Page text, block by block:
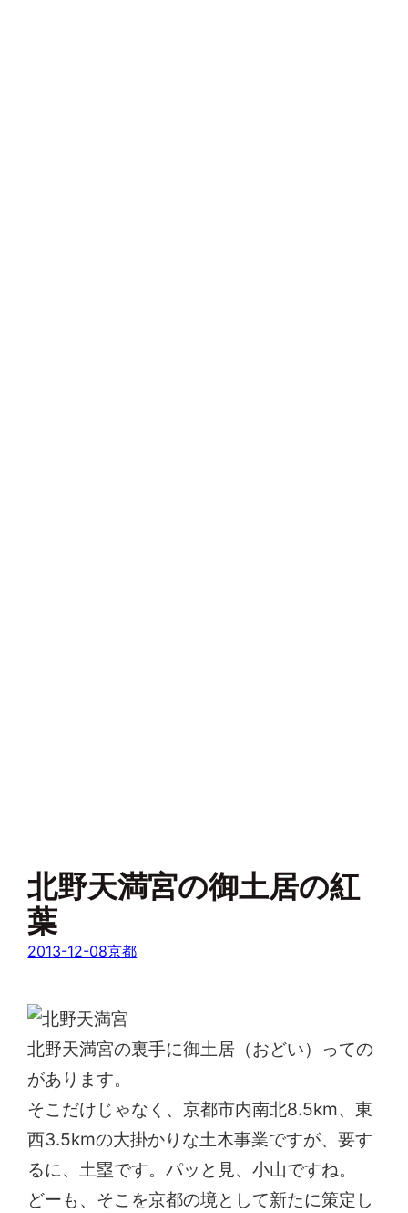
北野天満宮の御土居の紅
葉
2013-12-08京都
北野天満宮の裏手に御土居（おどい）っての
があります。
そこだけじゃなく、京都市内南北8.5km、東
西3.5kmの大掛かりな土木事業ですが、要す
るに、土塁です。パッと見、小山ですね。
どーも、そこを京都の境として新たに策定し